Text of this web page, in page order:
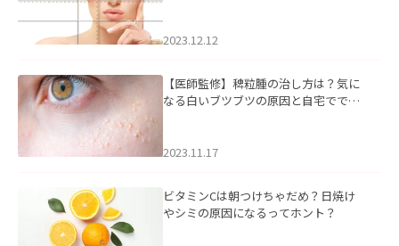
2023.12.12
【医師監修】稗粒腫の治し方は？気に
なる白いブツブツの原因と自宅ででき
2023.11.17
ビタミンCは朝つけちゃだめ？日焼け
やシミの原因になるってホント？